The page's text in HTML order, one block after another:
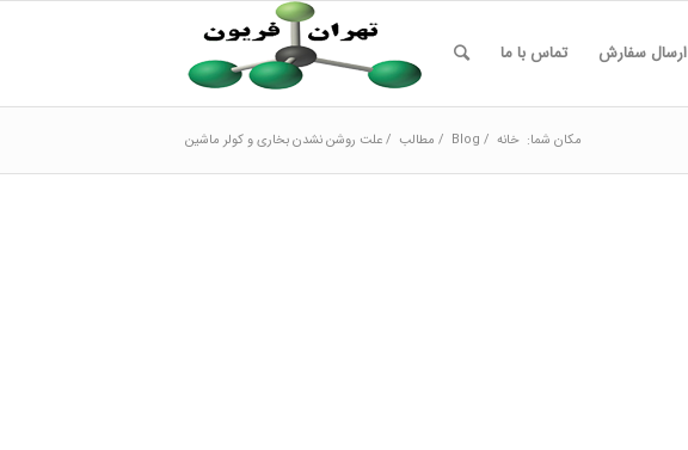
ارسال سفارش تماس با ما
مکان شما: خانه /
Blog
/ مطالب /علت روشن نشدن بخاری و کولر ماشین